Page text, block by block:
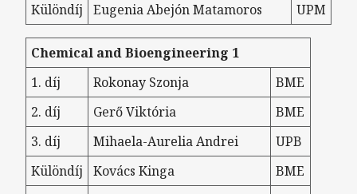
Különdíj Eugenia Abejón Matamoros UPM
Chemical and Bioengineering 1
1. díj
Rokonay Szonja
BME
2. díj
Gerő Viktória
BME
3. díj
Mihaela-Aurelia Andrei
UPB
Különdíj
Kovács Kinga
BME